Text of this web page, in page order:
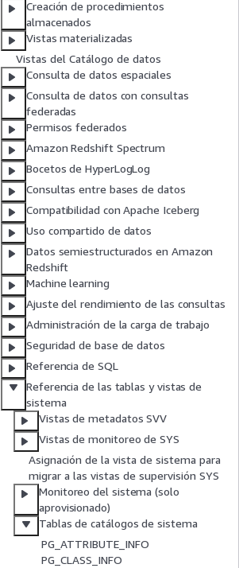
Creación de procedimientos
almacenados
Vistas materializadas
Vistas del Catálogo de datos
Consulta de datos espaciales
Consulta de datos con consultas
federadas
Permisos federados
Amazon Redshift Spectrum
Bocetos de HyperLogLog
Consultas entre bases de datos
Compatibilidad con Apache Iceberg
Uso compartido de datos
Datos semiestructurados en Amazon
Redshift
Machine learning
‎‎‎‎Ajuste del rendimiento de las consul‎tas
Administración de la carga de trabajo
Seguridad de base de datos
Referencia de SQL
Referencia de las tablas y vistas de
sistema
Vistas de metadatos SVV
Vistas de monitoreo de SYS
Asignación de la vista de sistema para
migrar a las vistas de supervisión SYS
Monitoreo del sistema (solo
aprovisionado)
Tablas de catálogos de sistema
PG_ATTRIBUTE_INFO
PG_CLASS_INFO